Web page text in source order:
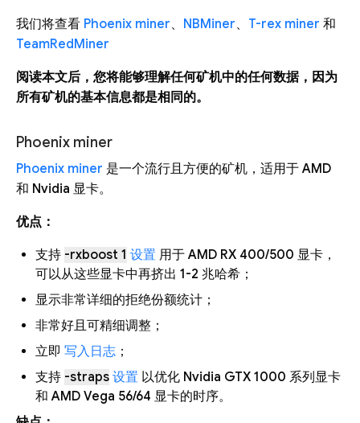
我们将查看 Phoenix miner、 NBMiner、 T-rex miner 和
TeamRedMiner
阅读本文后，您将能够理解任何矿机中的任何数据，因为
所有矿机的基本信息都是相同的。
Phoenix miner
Phoenix miner 是一个流行且方便的矿机，适用于 AMD
和 Nvidia 显卡。
优点：
支持 -rxboost 1 设置 用于 AMD RX 400/500 显卡，
可以从这些显卡中再挤出 1-2 兆哈希；
显示非常详细的拒绝份额统计；
非常好且可精细调整；
立即 写入日志 ；
支持 -straps 设置 以优化 Nvidia GTX 1000 系列显卡
和 AMD Vega 56/64 显卡的时序。